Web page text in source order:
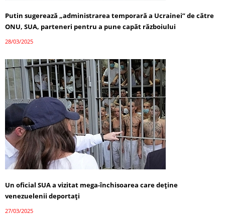
Putin sugerează „administrarea temporară a Ucrainei” de către
ONU, SUA, parteneri pentru a pune capăt războiului
28/03/2025
Un oficial SUA a vizitat mega-închisoarea care deține
venezuelenii deportați
27/03/2025